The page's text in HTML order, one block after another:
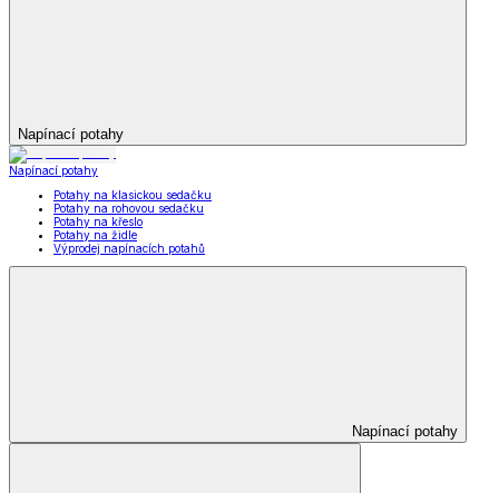
Napínací potahy
Napínací potahy
Potahy na klasickou sedačku
Potahy na rohovou sedačku
Potahy na křeslo
Potahy na židle
Výprodej napínacích potahů
Napínací potahy